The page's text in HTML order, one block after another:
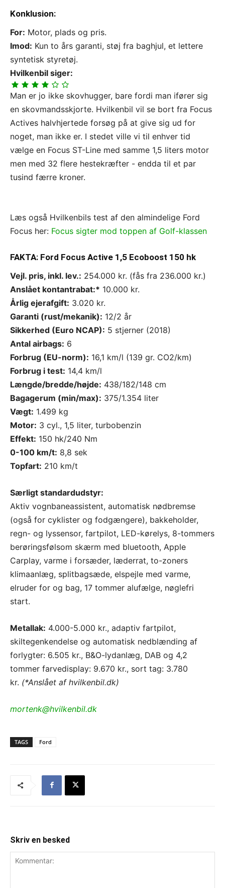
Konklusion:
For: Motor, plads og pris.
Imod: Kun to års garanti, støj fra baghjul, et lettere
syntetisk styretøj.
Hvilkenbil siger:
Man er jo ikke skovhugger, bare fordi man ifører sig
en skovmandsskjorte. Hvilkenbil vil se bort fra Focus
Actives halvhjertede forsøg på at give sig ud for
noget, man ikke er. I stedet ville vi til enhver tid
vælge en Focus ST-Line med samme 1,5 liters motor
men med 32 flere hestekræfter - endda til et par
tusind færre kroner.
Læs også Hvilkenbils test af den almindelige Ford
Focus her: Focus sigter mod toppen af Golf-klassen
FAKTA: Ford Focus Active 1,5 Ecoboost 150 hk
Vejl. pris, inkl. lev.: 254.000 kr. (fås fra 236.000 kr.)
Anslået kontantrabat:* 10.000 kr.
Årlig ejerafgift: 3.020 kr.
Garanti (rust/mekanik): 12/2 år
Sikkerhed (Euro NCAP): 5 stjerner (2018)
Antal airbags: 6
Forbrug (EU-norm): 16,1 km/l (139 gr. CO2/km)
Forbrug i test: 14,4 km/l
Længde/bredde/højde: 438/182/148 cm
Bagagerum (min/max): 375/1.354 liter
Vægt: 1.499 kg
Motor: 3 cyl., 1,5 liter, turbobenzin
Effekt: 150 hk/240 Nm
0-100 km/t: 8,8 sek
Topfart: 210 km/t
Særligt standardudstyr:
Aktiv vognbaneassistent, automatisk nødbremse
(også for cyklister og fodgængere), bakkeholder,
regn- og lyssensor, fartpilot, LED-kørelys, 8-tommers
berøringsfølsom skærm med bluetooth, Apple
Carplay, varme i forsæder, læderrat, to-zoners
klimaanlæg, splitbagsæde, elspejle med varme,
elruder for og bag, 17 tommer alufælge, nøglefri
start.
Metallak: 4.000-5.000 kr., adaptiv fartpilot,
skiltegenkendelse og automatisk nedblænding af
forlygter: 6.505 kr., B&O-lydanlæg, DAB og 4,2
tommer farvedisplay: 9.670 kr., sort tag: 3.780
kr. (*Anslået af hvilkenbil.dk)
mortenk@hvilkenbil.dk
TAGS Ford
Skriv en besked